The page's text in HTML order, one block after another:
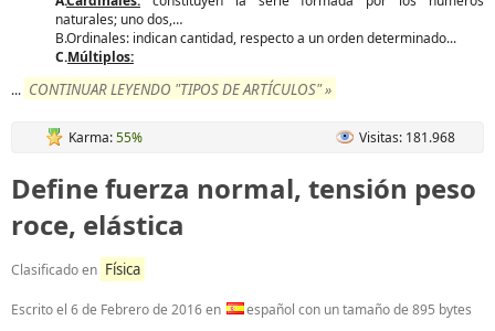
naturales; uno dos,…
B.Ordinales: indican cantidad, respecto a un orden determinado...
C.Múltiplos:
... CONTINUAR LEYENDO "TIPOS DE ARTÍCULOS" »
Karma:55% Visitas: 181.968
Define fuerza normal, tensión peso
roce, elástica
Clasificado en Física
Escrito el 6 de Febrero de 2016en español con un tamaño de 895 bytes